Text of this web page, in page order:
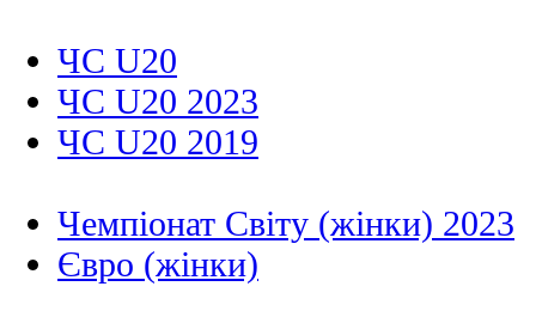
ЧС U20
ЧС U20 2023
ЧС U20 2019
Чемпіонат Світу (жінки) 2023
Євро (жінки)